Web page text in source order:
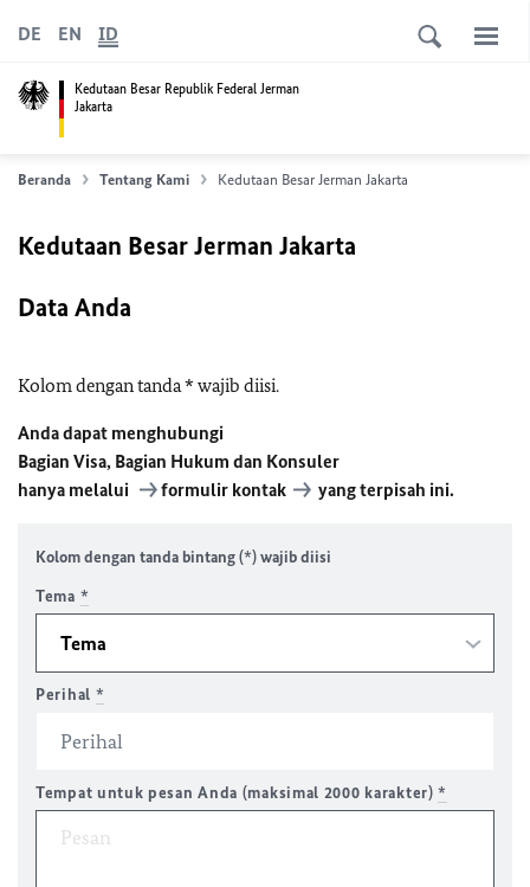
Kedutaan Besar Republik Federal Jerman
Jakarta
DE EN ID
Beranda Tentang Kami Kedutaan Besar Jerman Jakarta
Kedutaan Besar Jerman Jakarta
Data Anda
Kolom dengan tanda * wajib diisi.
Anda dapat menghubungi
Bagian Visa, Bagian Hukum dan Konsuler
hanya melalui
formulir kontak yang terpisah ini.
Kolom dengan tanda bintang (*) wajib diisi
Tema *
Perihal *
Tempat untuk pesan Anda (maksimal 2000 karakter)*